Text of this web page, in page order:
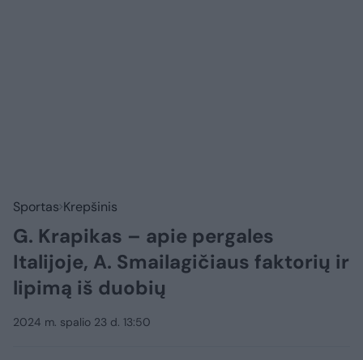
Sportas Krepšinis
G. Krapikas – apie pergales
Italijoje, A. Smailagičiaus faktorių ir
lipimą iš duobių
2024 m. spalio 23 d. 13:50